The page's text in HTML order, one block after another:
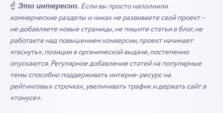
☝️ Это интересно. Если вы просто наполнили
коммерческие разделы и никак не развиваете свой проект –
не добавляете новые страницы, не пишите статьи в блог, не
работаете над повышением конверсии, проект начинает
«гаснуть», позиции в органической выдаче, постепенно
опускаются. Регулярное добавление статей на популярные
темы способно поддерживать интерне-ресурс на
рейтинговых строчках, увеличивать трафик и держать сайт в
«тонусе».